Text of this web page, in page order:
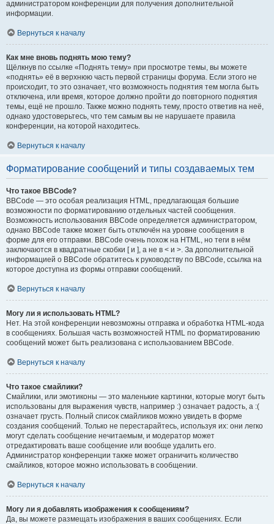
администратором конференции для получения дополнительной
информации.
Вернуться к началу
Как мне вновь поднять мою тему?
Щёлкнув по ссылке «Поднять тему» при просмотре темы, вы можете
«поднять» её в верхнюю часть первой страницы форума. Если этого не
происходит, то это означает, что возможность поднятия тем могла быть
отключена, или время, которое должно пройти до повторного поднятия
темы, ещё не прошло. Также можно поднять тему, просто ответив на неё,
однако удостоверьтесь, что тем самым вы не нарушаете правила
конференции, на которой находитесь.
Вернуться к началу
Форматирование сообщений и типы создаваемых тем
Что такое BBCode?
BBCode — это особая реализация HTML, предлагающая большие
возможности по форматированию отдельных частей сообщения.
Возможность использования BBCode определяется администратором,
однако BBCode также может быть отключён на уровне сообщения в
форме для его отправки. BBCode очень похож на HTML, но теги в нём
заключаются в квадратные скобки [ и ], а не в < и >. За дополнительной
информацией о BBCode обратитесь к руководству по BBCode, ссылка на
которое доступна из формы отправки сообщений.
Вернуться к началу
Могу ли я использовать HTML?
Нет. На этой конференции невозможны отправка и обработка HTML-кода
в сообщениях. Большая часть возможностей HTML по форматированию
сообщений может быть реализована с использованием BBCode.
Вернуться к началу
Что такое смайлики?
Смайлики, или эмотиконы — это маленькие картинки, которые могут быть
использованы для выражения чувств, например :) означает радость, а :(
означает грусть. Полный список смайликов можно увидеть в форме
создания сообщений. Только не перестарайтесь, используя их: они легко
могут сделать сообщение нечитаемым, и модератор может
отредактировать ваше сообщение или вообще удалить его.
Администратор конференции также может ограничить количество
смайликов, которое можно использовать в сообщении.
Вернуться к началу
Могу ли я добавлять изображения к сообщениям?
Да, вы можете размещать изображения в ваших сообщениях. Если